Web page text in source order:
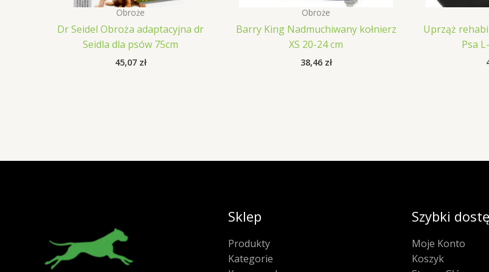
Obroże
Dr Seidel Obroża adaptacyjna dr
Seidla dla psów 75cm
45,07 zł
Obroże
Barry King Nadmuchiwany kołnierz
XS 20-24 cm
38,46 zł
Uprząż
Psa
Sklep
Produkty
Kategorie
Szybki
Moje Konto
Koszyk